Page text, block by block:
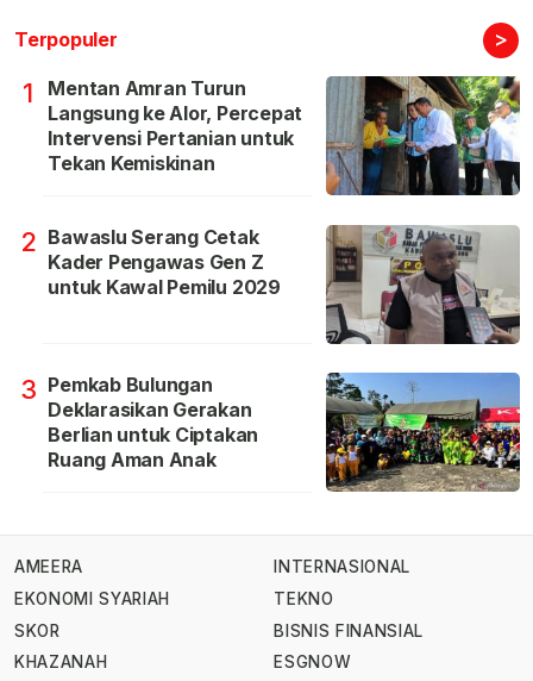
Terpopuler >
1
Mentan Amran Turun
Langsung ke Alor, Percepat
Intervensi Pertanian untuk
Tekan Kemiskinan
2 Bawaslu Serang Cetak
Kader Pengawas Gen Z
untuk Kawal Pemilu 2029
3 Pemkab Bulungan
Deklarasikan Gerakan
Berlian untuk Ciptakan
Ruang Aman Anak
AMEERA
EKONOMI SYARIAH
SKOR
KHAZANAH
INTERNASIONAL
TEKNO
BISNIS FINANSIAL
ESGNOW